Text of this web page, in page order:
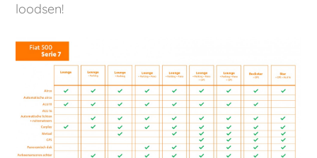
loodsen!